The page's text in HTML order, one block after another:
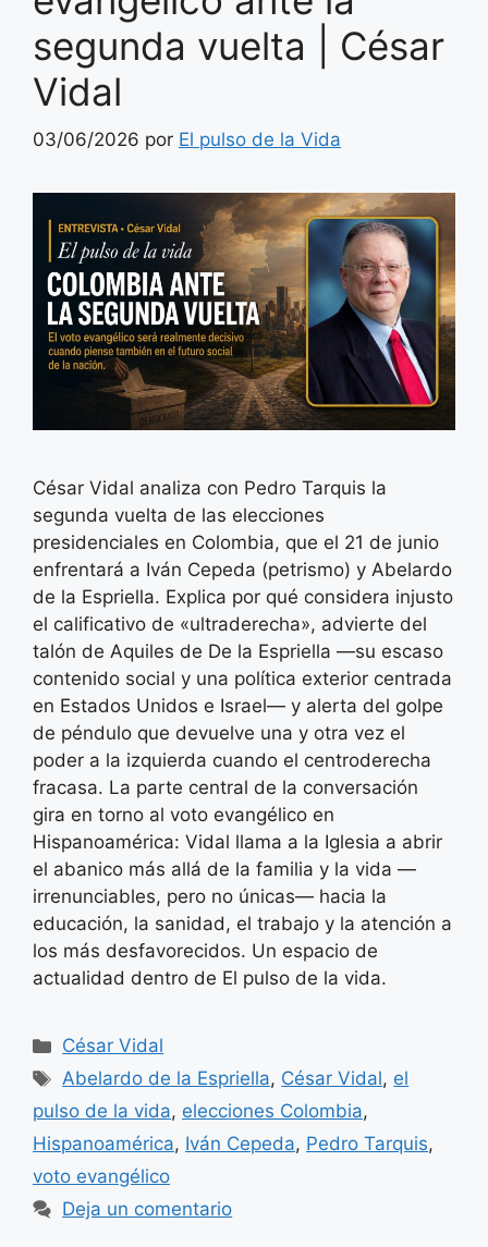
segunda vuelta | César
Vidal
03/06/2026 por El pulso de la Vida
César Vidal analiza con Pedro Tarquis la
segunda vuelta de las elecciones
presidenciales en Colombia, que el 21 de junio
enfrentará a Iván Cepeda (petrismo) y Abelardo
de la Espriella. Explica por qué considera injusto
el calificativo de «ultraderecha», advierte del
talón de Aquiles de De la Espriella —su escaso
contenido social y una política exterior centrada
en Estados Unidos e Israel— y alerta del golpe
de péndulo que devuelve una y otra vez el
poder a la izquierda cuando el centroderecha
fracasa. La parte central de la conversación
gira en torno al voto evangélico en
Hispanoamérica: Vidal llama a la Iglesia a abrir
el abanico más allá de la familia y la vida —
irrenunciables, pero no únicas— hacia la
educación, la sanidad, el trabajo y la atención a
los más desfavorecidos. Un espacio de
actualidad dentro de El pulso de la vida.
Categorías
César Vidal
Etiquetas
Abelardo de la Espriella, César Vidal, el
pulso de la vida, elecciones Colombia,
Hispanoamérica, Iván Cepeda, Pedro Tarquis,
voto evangélico
Deja un comentario